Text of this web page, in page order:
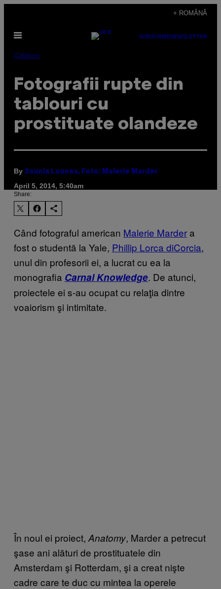
content
+ ROMÂNĂ
Open
SUBSCRIBENEWSLETTER
Călătorii
Fotografii rupte din
tablouri cu
prostituate olandeze
By Sounia Lounes, Foto: Malerie Marder
April 5, 2014, 5:40am
Share:
Când fotograful american Malerie Marder a
fost o studentă la Yale, Phillip Lorca diCorcia,
unul din profesorii ei, a lucrat cu ea la
monografia Carnal Knowledge. De atunci,
proiectele ei s-au ocupat cu relaţia dintre
voaiorism şi intimitate.
În noul ei proiect, Anatomy, Marder a petrecut
şase ani alături de prostituatele din
Amsterdam şi Rotterdam, şi a creat nişte
cadre care te duc cu mintea la operele